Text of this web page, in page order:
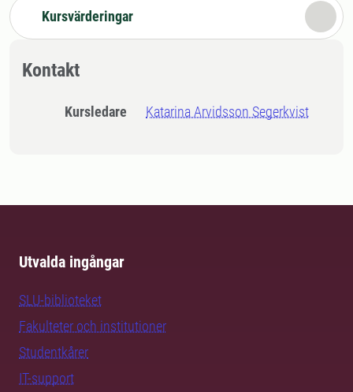
Kursvärderingar
Kontakt
Kursledare Katarina Arvidsson Segerkvist
Utvalda ingångar
SLU-biblioteket
Fakulteter och institutioner
Studentkårer
IT-support